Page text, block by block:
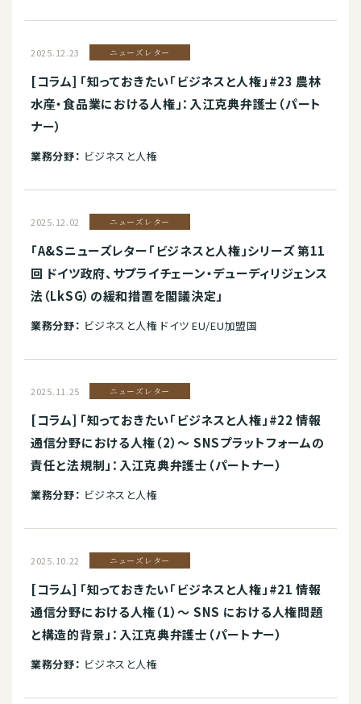
2025.12.23 ニューズレター
[コラム] 「知っておきたい「ビジネスと人権」#23 農林
水産・食品業における人権」：入江克典弁護士（パート
ナー）
業務分野： ビジネスと人権
2025.12.02 ニューズレター
「A&Sニューズレター「ビジネスと人権」シリーズ 第11
回 ドイツ政府、サプライチェーン・デューディリジェンス
法（LkSG）の緩和措置を閣議決定」
業務分野： ビジネスと人権 ドイツ EU/EU加盟国
2025.11.25 ニューズレター
[コラム] 「知っておきたい「ビジネスと人権」#22 情報
通信分野における人権（2）～ SNSプラットフォームの
責任と法規制」：入江克典弁護士（パートナー）
業務分野： ビジネスと人権
2025.10.22 ニューズレター
[コラム] 「知っておきたい「ビジネスと人権」#21 情報
通信分野における人権（1）～ SNS における人権問題
と構造的背景」：入江克典弁護士（パートナー）
業務分野： ビジネスと人権